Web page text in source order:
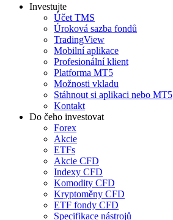
Investujte
Účet TMS
Úroková sazba fondů
TradingView
Mobilní aplikace
Profesionální klient
Platforma MT5
Možnosti vkladu
Stáhnout si aplikaci nebo MT5
Kontakt
Do čeho investovat
Forex
Akcie
ETFs
Akcie CFD
Indexy CFD
Komodity CFD
Kryptoměny CFD
ETF fondy CFD
Specifikace nástrojů